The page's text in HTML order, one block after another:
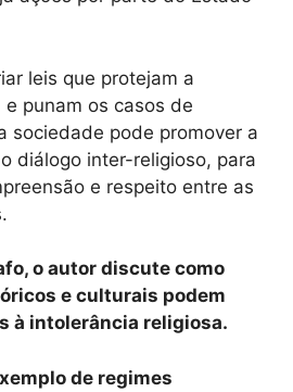
leis que protejam a
punam os casos de
sociedade pode promover a
diálogo inter-religioso, para
e respeito entre as
o autor discute como
e culturais podem
à intolerância religiosa.
de regimes